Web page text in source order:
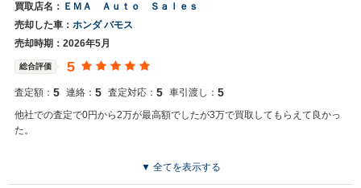
買取店名： ＥＭＡ Ａｕｔｏ Ｓａｌｅｓ
売却した車： ホンダ バモス
売却時期：2026年5月
総合評価 5
査定額： 5 連絡： 5 査定対応： 5 車引渡し： 5
他社での査定で0円から2万が最高額でしたが3万で買取してもらえて良かっ
た。
▼ 全てを表示する